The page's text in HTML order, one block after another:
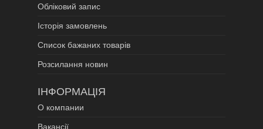
Обліковий запис
Історія замовлень
Список бажаних товарів
Розсилання новин
ІНФОРМАЦІЯ
О компании
Вакансії